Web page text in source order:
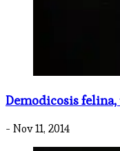
Demodicosis
- Nov 11, 2014